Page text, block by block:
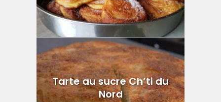
Tarte au sucre Ch’ti du
Nord